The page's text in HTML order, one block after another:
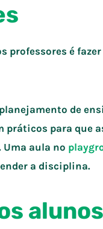
professores é
de
práticos para que
aula no
a disciplina.
alunos